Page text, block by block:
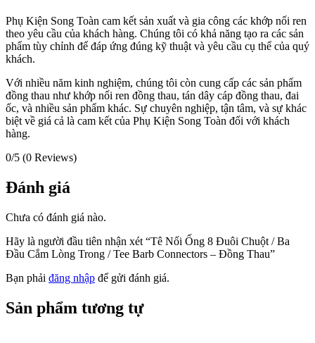
Phụ Kiện Song Toàn cam kết sản xuất và gia công các khớp nối ren
theo yêu cầu của khách hàng. Chúng tôi có khả năng tạo ra các sản
phẩm tùy chỉnh để đáp ứng đúng kỹ thuật và yêu cầu cụ thể của quý
khách.
Với nhiều năm kinh nghiệm, chúng tôi còn cung cấp các sản phẩm
đồng thau như khớp nối ren đồng thau, tán dây cáp đồng thau, đai
ốc, và nhiều sản phẩm khác. Sự chuyên nghiệp, tận tâm, và sự khác
biệt về giá cả là cam kết của Phụ Kiện Song Toàn đối với khách
hàng.
0/5 (0 Reviews)
Đánh giá
Chưa có đánh giá nào.
Hãy là người đầu tiên nhận xét “Tê Nối Ống 8 Đuôi Chuột / Ba
Đầu Cắm Lòng Trong / Tee Barb Connectors – Đồng Thau”
Bạn phải đăng nhập để gửi đánh giá.
Sản phẩm tương tự